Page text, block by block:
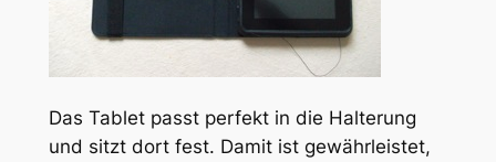
Das Tablet passt perfekt in die Halterung
und sitzt dort fest. Damit ist gewährleistet,